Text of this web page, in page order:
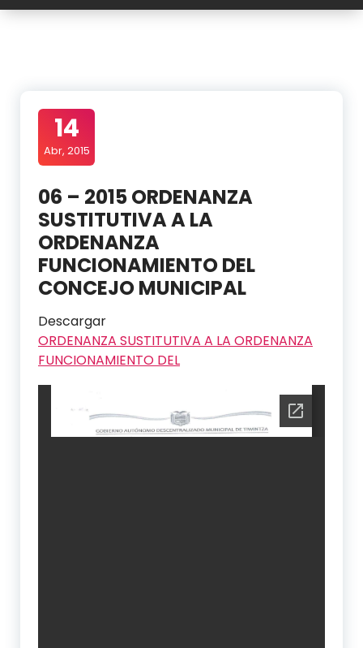
14
Abr, 2015
06 – 2015 ORDENANZA
SUSTITUTIVA A LA
ORDENANZA
FUNCIONAMIENTO DEL
CONCEJO MUNICIPAL
Descargar
ORDENANZA SUSTITUTIVA A LA ORDENANZA
FUNCIONAMIENTO DEL